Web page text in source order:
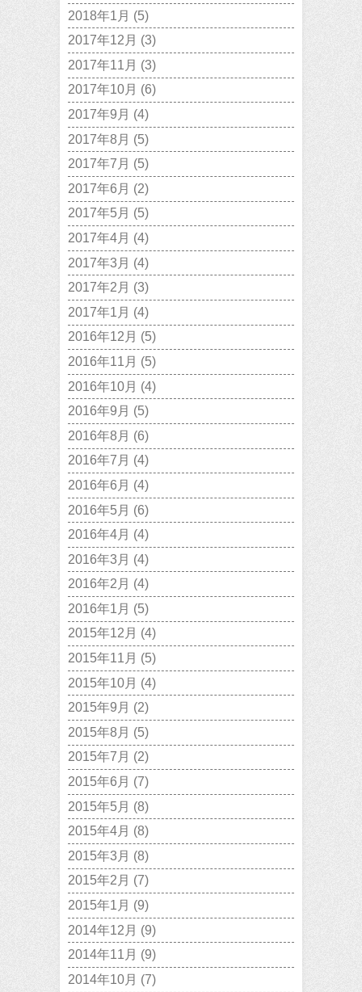
2018年1月 (5)
2017年12月 (3)
2017年11月 (3)
2017年10月 (6)
2017年9月 (4)
2017年8月 (5)
2017年7月 (5)
2017年6月 (2)
2017年5月 (5)
2017年4月 (4)
2017年3月 (4)
2017年2月 (3)
2017年1月 (4)
2016年12月 (5)
2016年11月 (5)
2016年10月 (4)
2016年9月 (5)
2016年8月 (6)
2016年7月 (4)
2016年6月 (4)
2016年5月 (6)
2016年4月 (4)
2016年3月 (4)
2016年2月 (4)
2016年1月 (5)
2015年12月 (4)
2015年11月 (5)
2015年10月 (4)
2015年9月 (2)
2015年8月 (5)
2015年7月 (2)
2015年6月 (7)
2015年5月 (8)
2015年4月 (8)
2015年3月 (8)
2015年2月 (7)
2015年1月 (9)
2014年12月 (9)
2014年11月 (9)
2014年10月 (7)